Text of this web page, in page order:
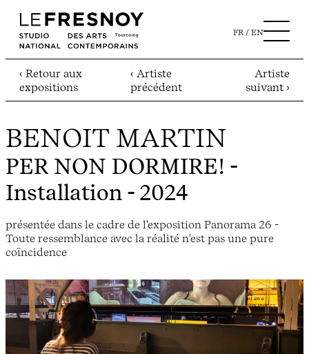
FR EN
‹ Retour aux
expositions
‹ Artiste
précédent
Artiste
suivant ›
BENOIT MARTIN
PER NON DORMIRE! -
Installation - 2024
présentée dans le cadre de l'exposition Panorama 26 -
Toute ressemblance avec la réalité n'est pas une pure
coïncidence